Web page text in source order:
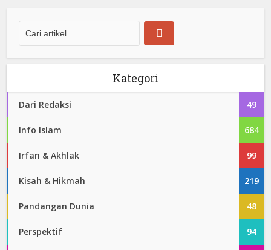
Kategori
Dari Redaksi 49
Info Islam 684
Irfan & Akhlak 99
Kisah & Hikmah 219
Pandangan Dunia 48
Perspektif 94